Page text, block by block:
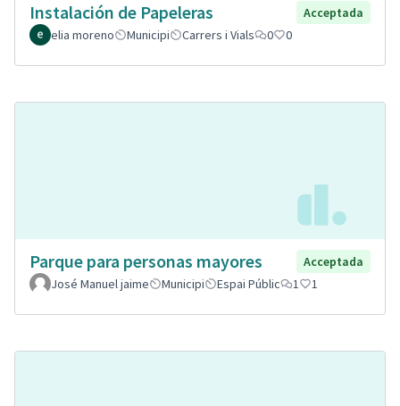
Instalación de Papeleras
Acceptada
elia moreno
Municipi Carrers i Vials 0 0
Parque para personas mayores
Acceptada
José Manuel jaime
Municipi Espai Públic 1 1